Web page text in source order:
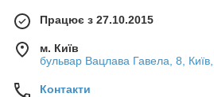
Працює з 27.10.2015
м. Київ
бульвар Вацлава Гавела, 8, Київ,
Контакти